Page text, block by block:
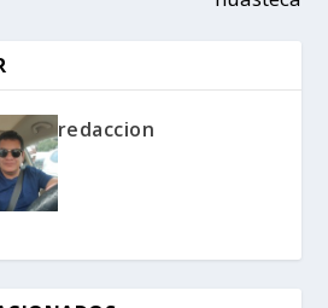
redaccion